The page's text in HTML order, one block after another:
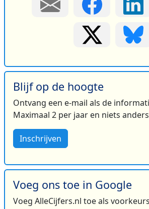
Blijf op de hoogte
Ontvang een e-mail als de
Maximaal 2 per jaar en niets
Inschrijven
Voeg ons toe in Google
Voeg AlleCijfers.nl toe als